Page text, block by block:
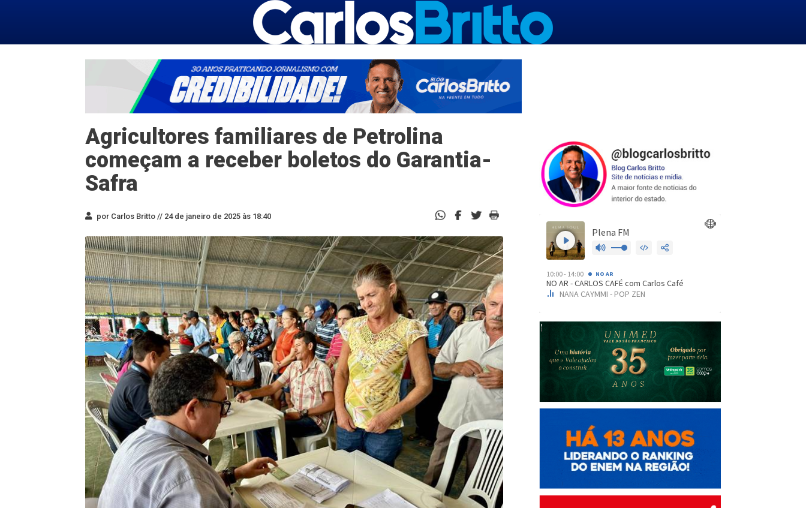
Agricultores familiares de Petrolina
começam a receber boletos do Garantia-
Safra
por Carlos Britto // 24 de janeiro de 2025 às 18:40